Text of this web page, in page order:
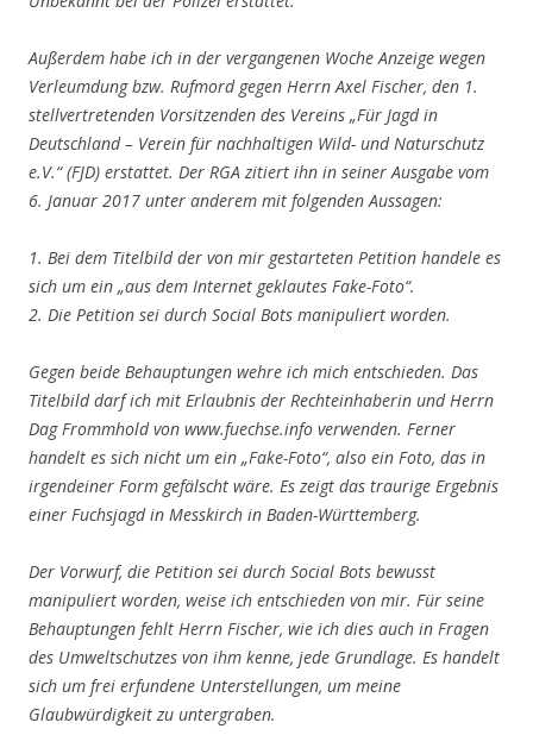
Außerdem habe ich in der vergangenen Woche Anzeige wegen
Verleumdung bzw. Rufmord gegen Herrn Axel Fischer, den 1.
stellvertretenden Vorsitzenden des Vereins „Für Jagd in
Deutschland – Verein für nachhaltigen Wild- und Naturschutz
e.V.“ (FJD) erstattet. Der RGA zitiert ihn in seiner Ausgabe vom
6. Januar 2017 unter anderem mit folgenden Aussagen:
1. Bei dem Titelbild der von mir gestarteten Petition handele es
sich um ein „aus dem Internet geklautes Fake-Foto“.
2. Die Petition sei durch Social Bots manipuliert worden.
Gegen beide Behauptungen wehre ich mich entschieden. Das
Titelbild darf ich mit Erlaubnis der Rechteinhaberin und Herrn
Dag Frommhold von www.fuechse.info verwenden. Ferner
handelt es sich nicht um ein „Fake-Foto“, also ein Foto, das in
irgendeiner Form gefälscht wäre. Es zeigt das traurige Ergebnis
einer Fuchsjagd in Messkirch in Baden-Württemberg.
Der Vorwurf, die Petition sei durch Social Bots bewusst
manipuliert worden, weise ich entschieden von mir. Für seine
Behauptungen fehlt Herrn Fischer, wie ich dies auch in Fragen
des Umweltschutzes von ihm kenne, jede Grundlage. Es handelt
sich um frei erfundene Unterstellungen, um meine
Glaubwürdigkeit zu untergraben.